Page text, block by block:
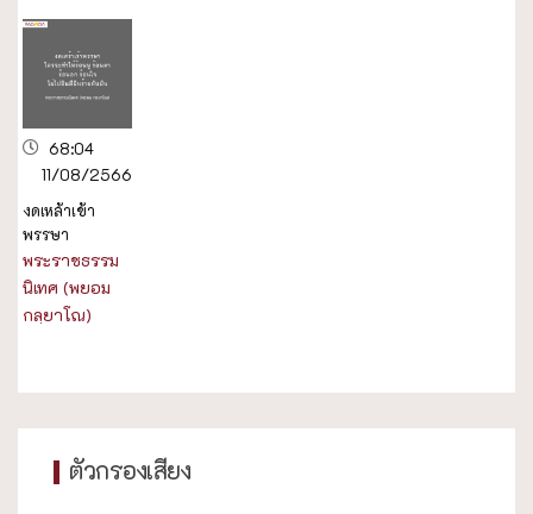
68:04
11/08/2566
งดเหล้าเข้า
พรรษา
พระราชธรรม
นิเทศ (พยอม
กลฺยาโณ)
ตัวกรองเสียง